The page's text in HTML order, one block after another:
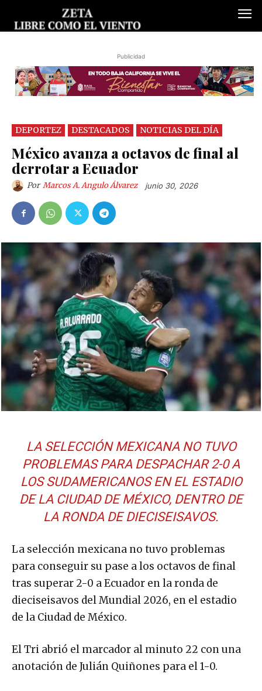
Publicidad
DEPORTEZ DESTACADOS NOTICIAS DEL DÍA
México avanza a octavos de final al
derrotar a Ecuador
Por Marcos A. Angulo Álvarez junio 30, 2026
LA SELECCIÓN MEXICANA NO TUVO
PROBLEMAS PARA DESPACHAR 2-0 A
LOS SUDAMERICANOS EN EL ESTADIO
DE LA CIUDAD DE MÉXICO, DENTRO DE
LA RONDA DE DIECISEISAVOS.
La selección mexicana no tuvo problemas
para conseguir su pase a los octavos de final
tras superar 2-0 a Ecuador en la ronda de
dieciseisavos del Mundial 2026, en el estadio
de la Ciudad de México.
El Tri abrió el marcador al minuto 22 con una
anotación de Julián Quiñones para el 1-0.